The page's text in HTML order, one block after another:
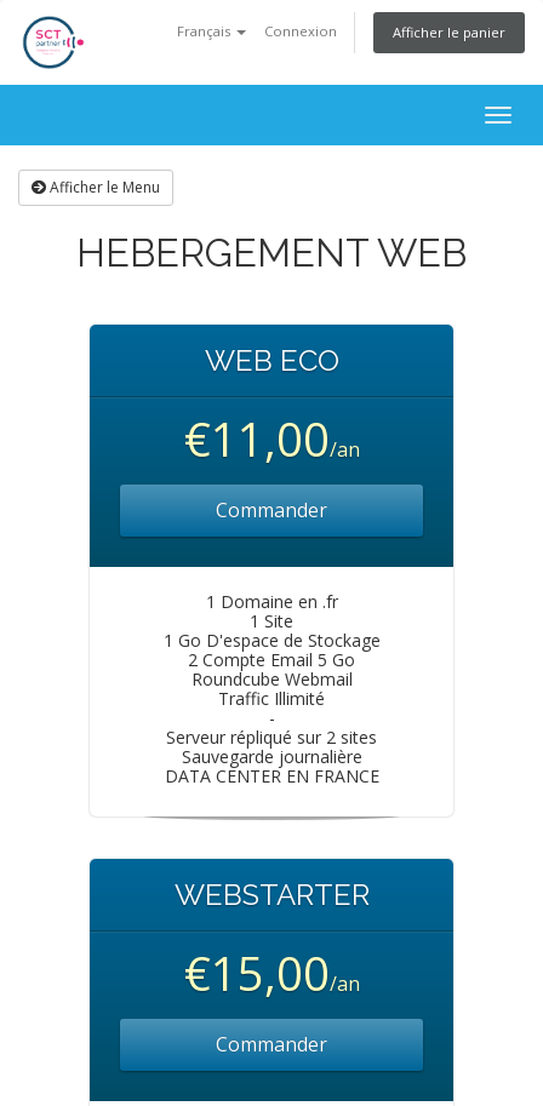
Français Connexion Afficher le panier
Afficher le Menu
HEBERGEMENT WEB
WEB ECO
€11,00/an
Commander
1 Domaine en .fr
1 Site
1 Go D'espace de Stockage
2 Compte Email 5 Go
Roundcube Webmail
Traffic Illimité
-
Serveur répliqué sur 2 sites
Sauvegarde journalière
DATA CENTER EN FRANCE
WEBSTARTER
€15,00/an
Commander